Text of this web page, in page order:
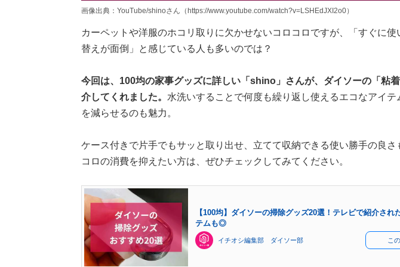
画像出典：YouTube/shinoさん（https://www.youtube.com/watch?v=LSHEdJXI2o0）
カーペットや洋服のホコリ取りに欠かせないコロコロですが、「すぐに
替えが面倒」と感じている人も多いのでは？
今回は、100均の家事グッズに詳しい「shino」さんが、ダイソーの「粘
介してくれました。 水洗いすることで何度も繰り返し使えるエコなアイテ
を減らせるのも魅力。
ケース付きで片手でもサッと取り出せ、立てて収納できる使い勝手の良さ
コロの消費を抑えたい方は、ぜひチェックしてみてください。
【100均】ダイソーの掃除グッズ20選！テレビで紹介され
テムも◎
イチオシ編集部 ダイソー部 こ